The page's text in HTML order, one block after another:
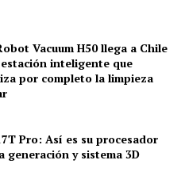
Vacuum H50 llega a Chile
inteligente que
por completo la limpieza
Pro: Así es su procesador
generación y sistema 3D